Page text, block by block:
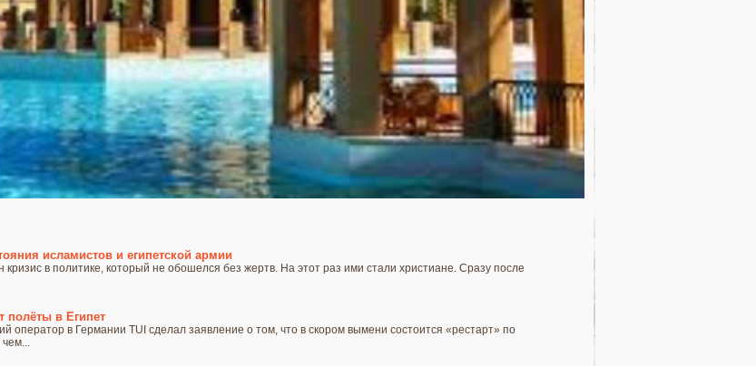
исламистов и египетской армии
в политике, который не обошелся без жертв. На этот раз ими стали христиане. Сразу после
полёты в Египет
оператор в Германии TUI сделал заявление о том, что в скором вымени состоится «рестарт» по